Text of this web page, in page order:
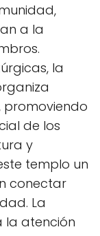
a la
la
promoviendo
de los
y
templo un
conectar
La
la atención